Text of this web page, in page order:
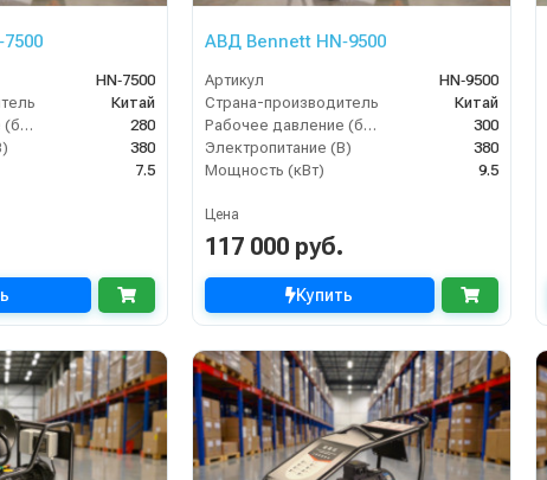
HN‑7500
Китай
Рабочее давление (бар)
280
380
7.5
АВД Bennett HN‑9500
Артикул
HN‑9500
Страна-производитель
Китай
Рабочее давление (бар)
300
Электропитание (В)
380
Мощность (кВт)
9.5
Цена
117 000 руб.
Купить